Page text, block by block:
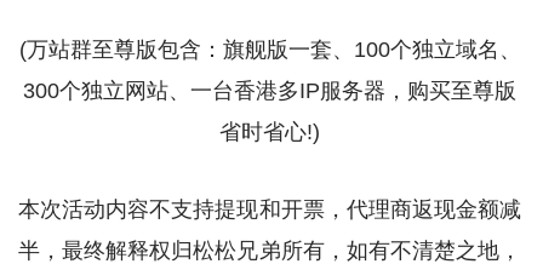
(万站群至尊版包含：旗舰版一套、100个独立域名、
300个独立网站、一台香港多IP服务器，购买至尊版
省时省心!)
本次活动内容不支持提现和开票，代理商返现金额减
半，最终解释权归松松兄弟所有，如有不清楚之地，